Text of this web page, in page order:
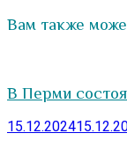
Вам также
В Перми
15.12.2024